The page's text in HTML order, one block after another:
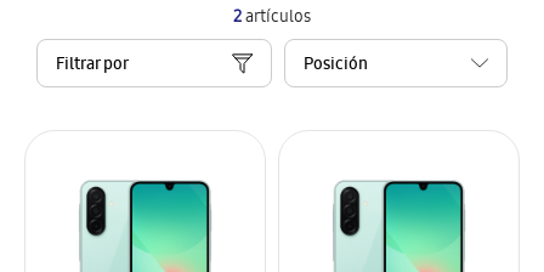
2artículos
Filtrar por